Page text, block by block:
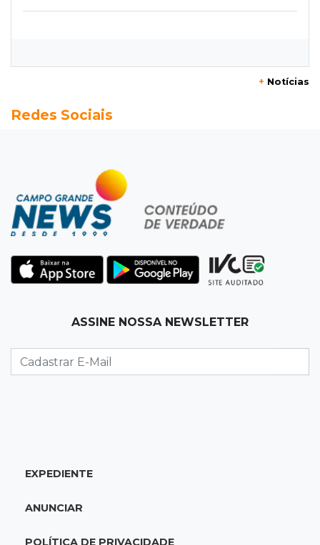
formação de ciclone bomba
23:00Ideb
Chapadão do Sul
Homem é baleado após apontar revólver para
policiais militares
22:42Resumão
Palmeiras e Vasco confirmam vagas nas
Eleitorado aprova teste da urna, mas diz que
colinha será "fundamental"
Escolas municipais lideram notas do Ensino
+ Notícias
Redes Sociais
ASSINE NOSSA NEWSLETTER
EXPEDIENTE
ANUNCIAR
POLÍTICA DE PRIVACIDADE